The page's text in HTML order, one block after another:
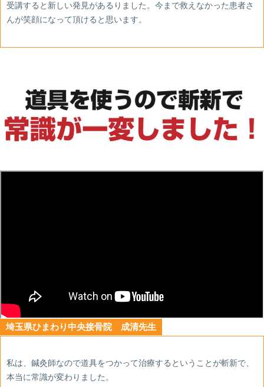
受講すると新しい発見があるりました。今まで救えなかった患者さ
んが笑顔になって頂けると思います。
埼玉県ひまわり中央接骨院 成清先生
私は、鍼灸師なので道具をつかって治療するということが斬新で、
本当に常識が変わりました。